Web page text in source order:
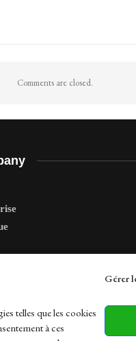
Gérer
telles que les cookies
à ces
Comments are closed.